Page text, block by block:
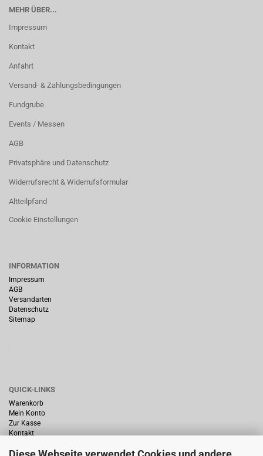
MEHR ÜBER...
Impressum
Kontakt
Anfahrt
Versand- & Zahlungsbedingungen
Fundgrube
Events / Messen
AGB
Privatsphäre und Datenschutz
Widerrufsrecht & Widerrufsformular
Altteilpfand
Cookie Einstellungen
INFORMATION
Impressum
AGB
Versandarten
Datenschutz
Sitemap
QUICK-LINKS
Warenkorb
Mein Konto
Zur Kasse
Kontakt